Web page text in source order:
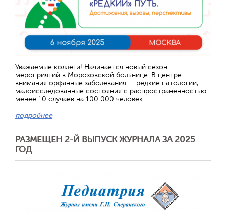
Уважаемые коллеги! Начинается новый сезон
мероприятий в Морозовской больнице. В центре
внимания орфанные заболевания — редкие патологии,
малоисследованные состояния с распространенностью
менее 10 случаев на 100 000 человек.
подробнее
РАЗМЕЩЕН 2-Й ВЫПУСК ЖУРНАЛА ЗА 2025
ГОД